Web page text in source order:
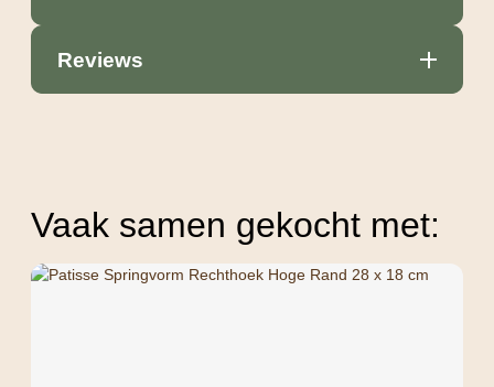
Reviews
Vaak samen gekocht met: